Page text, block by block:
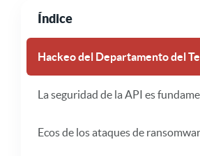
Índice
Hackeo del Departamento del
La seguridad de la API es
Ecos de los ataques de